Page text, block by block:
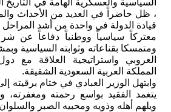
السياسية والعسكرية الهامة في
، ظل حاضراً في العديد من الأحداث
قيادة الدولة في واحدة من أشد
معتركاً سياسياً ووطنياً دفاعاً عن
ومتمسكا بقناعاته وثوابته السياسية
العروبي واستراتيجية العلاقة مع
المملكة العربية السعودية الشقيقة.
وابتهل الوزير العبادي في ختام برقيته
يتغمد الفقيد بواسع رحمته ومغفرته،
ويلهم أهله وذويه ومحبيه الصبر